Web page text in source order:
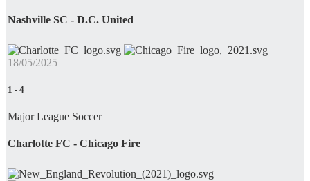
Nashville SC - D.C. United
18/05/2025
1 - 4
Major League Soccer
Charlotte FC - Chicago Fire